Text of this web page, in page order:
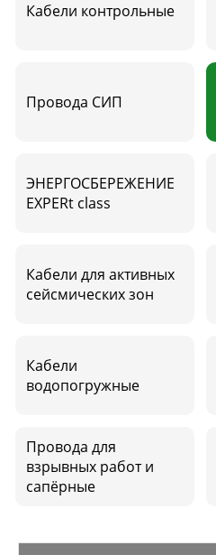
Кабели контрольные
Провода СИП
ЭНЕРГОСБЕРЕЖЕНИЕ
EXPERt class
Кабели для активных
сейсмических зон
Кабели
водопогружные
Провода для
взрывных работ и
сапёрные